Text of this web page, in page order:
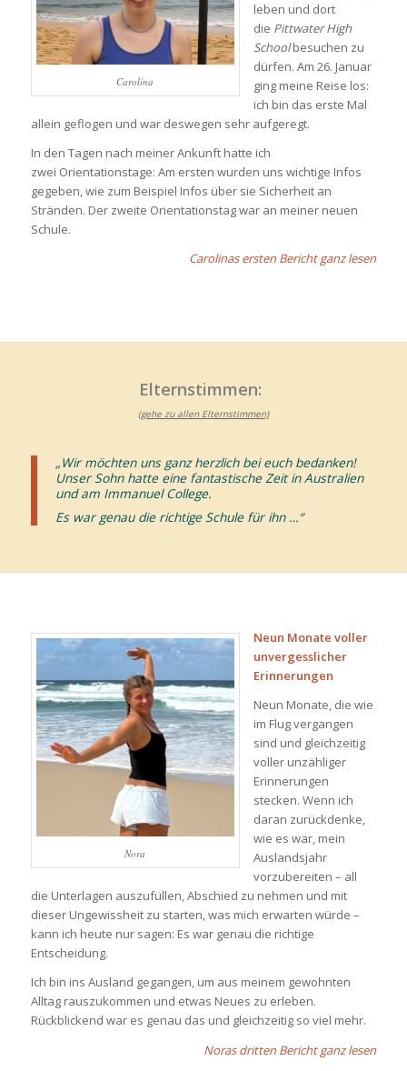
Carolina
leben und dort
die PittwaterHigh
Schoolbesuchen zu
dürfen. Am 26. Januar
ging meine Reise los:
ich bin das erste Mal
allein geflogen und war deswegen sehr aufgeregt.
In den Tagen nach meiner Ankunft hatte ich
zwei Orientationstage: Am ersten wurden uns wichtige Infos
gegeben, wie zum Beispiel Infos über sie Sicherheit an
Stränden. Der zweite Orientationstag war an meiner neuen
Schule.
Carolinas ersten Bericht ganz lesen
Elternstimmen:
(gehe zu allen Elternstimmen)
„Wir möchten uns ganz herzlich bei euch bedanken!
Unser Sohn hatte eine fantastische Zeit in Australien
und am Immanuel College.
Es war genau die richtige Schule für ihn …“
Nora
Neun Monate voller
unvergesslicher
Erinnerungen
Neun Monate, die wie
im Flug vergangen
sind und gleichzeitig
voller unzähliger
Erinnerungen
stecken. Wenn ich
daran zurückdenke,
wie es war, mein
Auslandsjahr
vorzubereiten – all
die Unterlagen auszufüllen, Abschied zu nehmen und mit
dieser Ungewissheit zu starten, was mich erwarten würde –
kann ich heute nur sagen: Es war genau die richtige
Entscheidung.
Ich bin ins Ausland gegangen, um aus meinem gewohnten
Alltag rauszukommen und etwas Neues zu erleben.
Rückblickend war es genau das und gleichzeitig so viel mehr.
Noras dritten Bericht ganz lesen